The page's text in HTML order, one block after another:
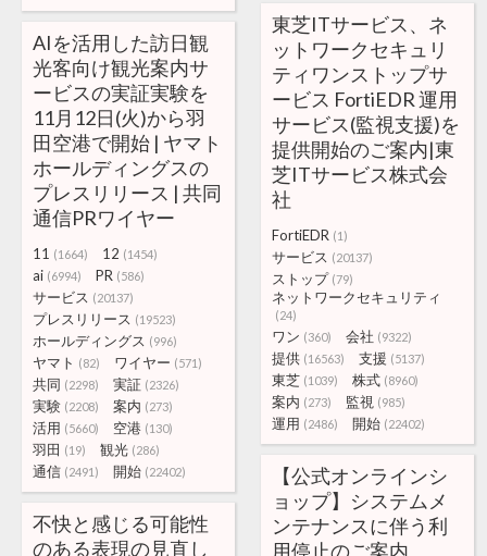
東芝ITサービス、ネ
ットワークセキュリ
ティワンストップサ
ービス FortiEDR 運用
サービス(監視支援)を
提供開始のご案内|東
芝ITサービス株式会
社
FortiEDR (1)
サービス (20137)
ストップ (79)
ネットワークセキュリティ
(24)
ワン (360) 会社 (9322)
提供 (16563) 支援 (5137)
東芝 (1039) 株式 (8960)
案内 (273) 監視 (985)
運用 (2486) 開始 (22402)
AIを活用した訪日観
光客向け観光案内サ
ービスの実証実験を
11月12日(火)から羽
田空港で開始 | ヤマト
ホールディングスの
プレスリリース | 共同
通信PRワイヤー
11 (1664) 12 (1454)
ai (6994) PR (586)
サービス (20137)
プレスリリース (19523)
ホールディングス (996)
ヤマト (82) ワイヤー (571)
共同 (2298) 実証 (2326)
実験 (2208) 案内 (273)
活用 (5660) 空港 (130)
羽田 (19) 観光 (286)
通信 (2491) 開始 (22402)
【公式オンラインシ
ョップ】システムメ
ンテナンスに伴う利
用停止のご案内
不快と感じる可能性
のある表現の見直し